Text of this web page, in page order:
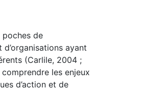
de
ayant
(Carlile, 2004 ;
les enjeux
d’action et de